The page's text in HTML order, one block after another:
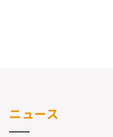
ニュース